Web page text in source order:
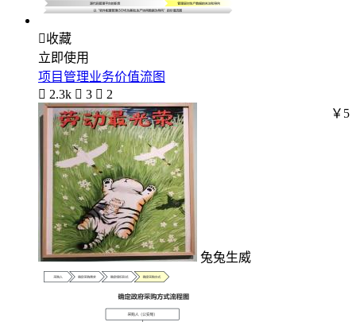
收藏
立即使用
项目管理业务价值流图
 2.3k  3  2
兔兔生威
￥5